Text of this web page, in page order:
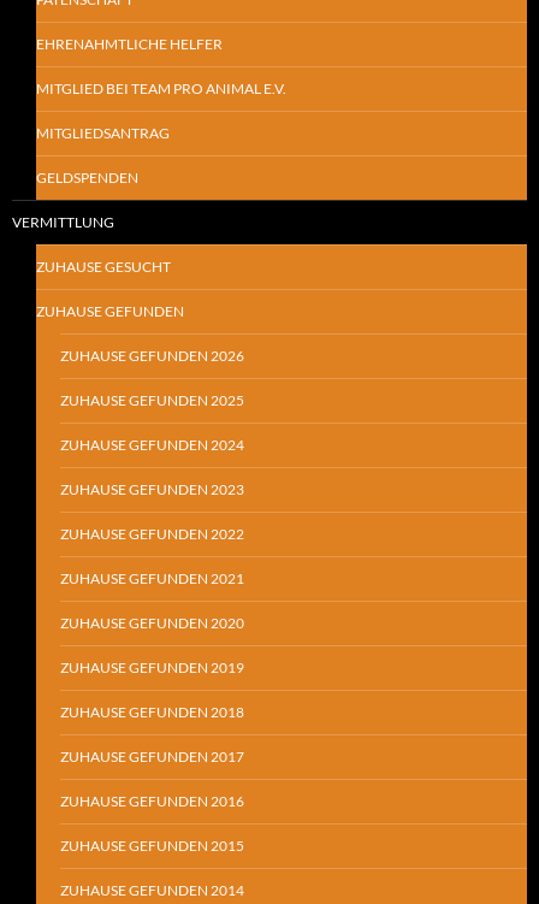
EHRENAHMTLICHE HELFER
MITGLIED BEI TEAM PRO ANIMAL E.V.
MITGLIEDSANTRAG
GELDSPENDEN
VERMITTLUNG
ZUHAUSE GESUCHT
ZUHAUSE GEFUNDEN
ZUHAUSE GEFUNDEN 2026
ZUHAUSE GEFUNDEN 2025
ZUHAUSE GEFUNDEN 2024
ZUHAUSE GEFUNDEN 2023
ZUHAUSE GEFUNDEN 2022
ZUHAUSE GEFUNDEN 2021
ZUHAUSE GEFUNDEN 2020
ZUHAUSE GEFUNDEN 2019
ZUHAUSE GEFUNDEN 2018
ZUHAUSE GEFUNDEN 2017
ZUHAUSE GEFUNDEN 2016
ZUHAUSE GEFUNDEN 2015
ZUHAUSE GEFUNDEN 2014